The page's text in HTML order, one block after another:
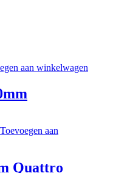
aan winkelwagen
Toevoegen aan
Quattro